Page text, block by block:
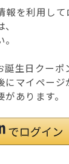
報を利用して
生日クーポ
マイページ
あります。